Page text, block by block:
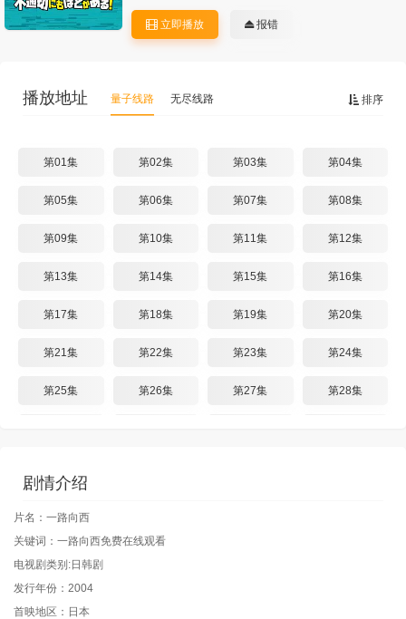
立即播放 报错
排序
播放地址 量子线路 无尽线路
第01集 第02集 第03集 第04集
第05集 第06集 第07集 第08集
第09集 第10集 第11集 第12集
第13集 第14集 第15集 第16集
第17集 第18集 第19集 第20集
第21集 第22集 第23集 第24集
第25集 第26集 第27集 第28集
剧情介绍
片名：一路向西
关键词：一路向西免费在线观看
电视剧类别:日韩剧
发行年份：2004
首映地区：日本